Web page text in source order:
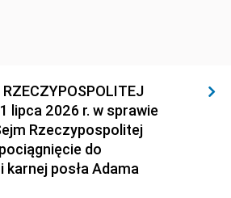
lipca 2026 r. w sprawie
Rzeczypospolitej
do
posła Adama